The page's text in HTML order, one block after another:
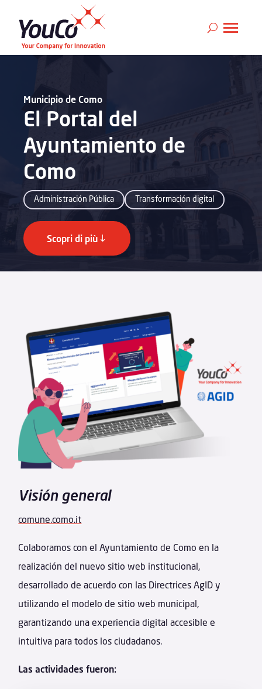
El Portal del
Ayuntamiento de
Como
Municipio de Como
Administración Pública Transformación digital
Scopri di più
Visión general
comune.como.it
Colaboramos con el Ayuntamiento de Como en la
realización del nuevo sitio web institucional,
desarrollado de acuerdo con las Directrices AgID y
utilizando el modelo de sitio web municipal,
garantizando una experiencia digital accesible e
intuitiva para todos los ciudadanos.
Las actividades fueron: